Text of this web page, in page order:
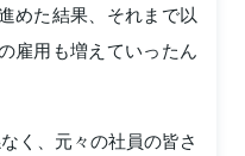
めた結果、それまで以
雇用も増えていったん
く、元々の社員の皆さ